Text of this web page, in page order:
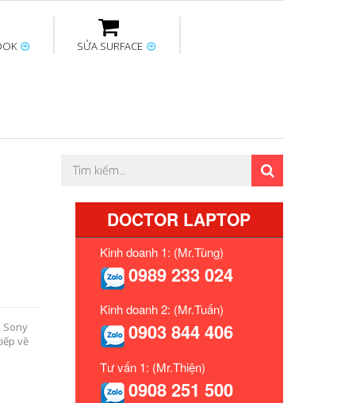
Thay bàn phím
SỬA SURFACE
Thay sạc Surface Sửa Mainboard
Sony
về
DOCTOR LAPTOP
Kinh doanh 1: (Mr.Tùng)
0989 233 024
Kinh doanh 2: (Mr.Tuấn)
0903 844 406
Tư vấn 1: (Mr.Thiện)
0908 251 500